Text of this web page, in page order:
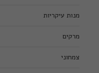
מנות עיקריות
מרקים
צמחוני